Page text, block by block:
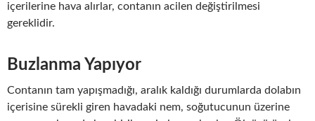
içerilerine hava alırlar, contanın acilen değiştirilmesi
gereklidir.
Buzlanma Yapıyor
Contanın tam yapışmadığı, aralık kaldığı durumlarda dolabın
içerisine sürekli giren havadaki nem, soğutucunun üzerine